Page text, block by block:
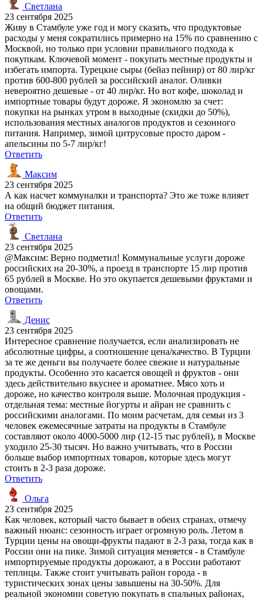
Светлана
23 сентября 2025
Живу в Стамбуле уже год и могу сказать, что продуктовые
расходы у меня сократились примерно на 15% по сравнению с
Москвой, но только при условии правильного подхода к
покупкам. Ключевой момент - покупать местные продукты и
избегать импорта. Турецкие сыры (бейаз пейнир) от 80 лир/кг
против 600-800 рублей за российский аналог. Оливки
невероятно дешевые - от 40 лир/кг. Но вот кофе, шоколад и
импортные товары будут дороже. Я экономлю за счет:
покупки на рынках утром в выходные (скидки до 50%),
использования местных аналогов продуктов и сезонного
питания. Например, зимой цитрусовые просто даром -
апельсины по 5-7 лир/кг!
Ответить
Максим
23 сентября 2025
А как насчет коммуналки и транспорта? Это же тоже влияет
на общий бюджет питания.
Ответить
Светлана
23 сентября 2025
@Максим: Верно подметил! Коммунальные услуги дороже
российских на 20-30%, а проезд в транспорте 15 лир против
65 рублей в Москве. Но это окупается дешевыми фруктами и
овощами.
Ответить
Денис
23 сентября 2025
Интересное сравнение получается, если анализировать не
абсолютные цифры, а соотношение цена/качество. В Турции
за те же деньги вы получаете более свежие и натуральные
продукты. Особенно это касается овощей и фруктов - они
здесь действительно вкуснее и ароматнее. Мясо хоть и
дороже, но качество контроля выше. Молочная продукция -
отдельная тема: местные йогурты и айран не сравнить с
российскими аналогами. По моим расчетам, для семьи из 3
человек ежемесячные затраты на продукты в Стамбуле
составляют около 4000-5000 лир (12-15 тыс рублей), в Москве
уходило 25-30 тысяч. Но важно учитывать, что в России
больше выбор импортных товаров, которые здесь могут
стоить в 2-3 раза дороже.
Ответить
Ольга
23 сентября 2025
Как человек, который часто бывает в обеих странах, отмечу
важный нюанс: сезонность играет огромную роль. Летом в
Турции цены на овощи-фрукты падают в 2-3 раза, тогда как в
России они на пике. Зимой ситуация меняется - в Стамбуле
импортируемые продукты дорожают, а в России работают
теплицы. Также стоит учитывать район города - в
туристических зонах цены завышены на 30-50%. Для
реальной экономии советую покупать в спальных районах,